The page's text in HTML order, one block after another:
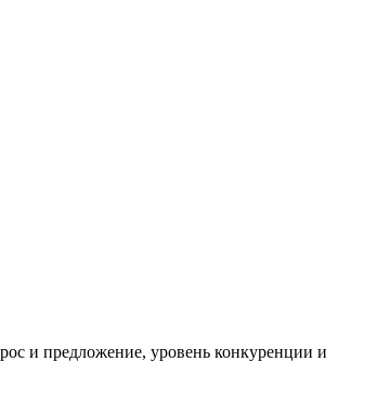
и предложение, уровень конкуренции и